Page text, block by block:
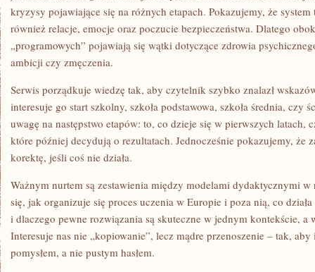
kryzysy pojawiające się na różnych etapach. Pokazujemy, że
również relacje, emocje oraz poczucie bezpieczeństwa. Dlatego
„programowych” pojawiają się wątki dotyczące zdrowia
ambicji czy zmęczenia.
Serwis porządkuje wiedzę tak, aby czytelnik szybko znalazł
interesuje go start szkolny, szkoła podstawowa, szkoła średnia, czy
uwagę na następstwo etapów: to, co dzieje się w pierwszych latach,
które później decydują o rezultatach. Jednocześnie pokazujemy, że
korektę, jeśli coś nie działa.
Ważnym nurtem są zestawienia między modelami dydaktycznymi
się, jak organizuje się proces uczenia w Europie i poza nią, co
i dlaczego pewne rozwiązania są skuteczne w jednym kontekście,
Interesuje nas nie „kopiowanie”, lecz mądre przenoszenie – tak, aby
pomysłem, a nie pustym hasłem.